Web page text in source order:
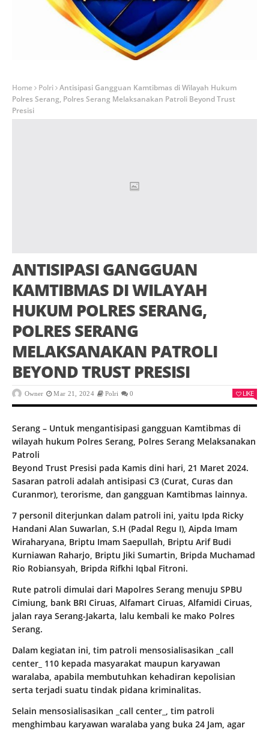
Home Polri Antisipasi Gangguan Kamtibmas di Wilayah Hukum
Polres Serang, Polres Serang Melaksanakan Patroli Beyond Trust
Presisi
ANTISIPASI GANGGUAN
KAMTIBMAS DI WILAYAH
HUKUM POLRES SERANG,
POLRES SERANG
MELAKSANAKAN PATROLI
BEYOND TRUST PRESISI
Owner Mar 21, 2024 Polri 0 LIKE
Serang – Untuk mengantisipasi gangguan Kamtibmas di
wilayah hukum Polres Serang, Polres Serang Melaksanakan
Patroli
Beyond Trust Presisi pada Kamis dini hari, 21 Maret 2024.
Sasaran patroli adalah antisipasi C3 (Curat, Curas dan
Curanmor), terorisme, dan gangguan Kamtibmas lainnya.
7 personil diterjunkan dalam patroli ini, yaitu Ipda Ricky
Handani Alan Suwarlan, S.H (Padal Regu I), Aipda Imam
Wiraharyana, Briptu Imam Saepullah, Briptu Arif Budi
Kurniawan Raharjo, Briptu Jiki Sumartin, Bripda Muchamad
Rio Robiansyah, Bripda Rifkhi Iqbal Fitroni.
Rute patroli dimulai dari Mapolres Serang menuju SPBU
Cimiung, bank BRI Ciruas, Alfamart Ciruas, Alfamidi Ciruas,
jalan raya Serang-Jakarta, lalu kembali ke mako Polres
Serang.
Dalam kegiatan ini, tim patroli mensosialisasikan _call
center_ 110 kepada masyarakat maupun karyawan
waralaba, apabila membutuhkan kehadiran kepolisian
serta terjadi suatu tindak pidana kriminalitas.
Selain mensosialisasikan _call center_, tim patroli
menghimbau karyawan waralaba yang buka 24 Jam, agar